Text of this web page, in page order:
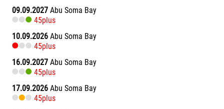
09.09.2027 Abu Soma Bay
45plus
10.09.2026 Abu Soma Bay
45plus
16.09.2027 Abu Soma Bay
45plus
17.09.2026 Abu Soma Bay
45plus